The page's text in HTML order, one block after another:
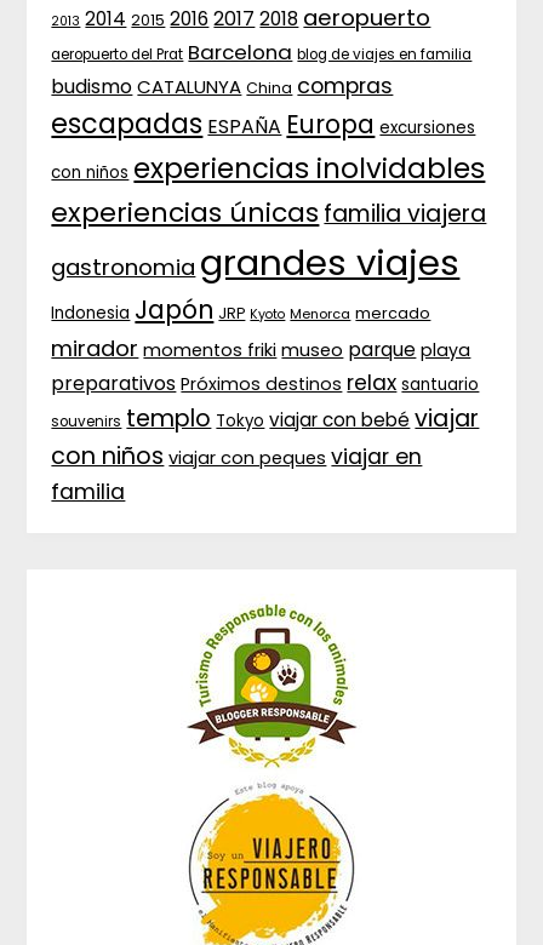
2013 2014 2015 2016 2017 2018 aeropuerto
aeropuerto del Prat Barcelona blog de viajes en familia
budismo CATALUNYA China compras
escapadas ESPAÑA Europa excursiones
con niños experiencias inolvidables
experiencias únicas familia viajera
gastronomia grandes viajes
Indonesia Japón JRP Kyoto Menorca mercado
mirador momentos friki museo parque playa
preparativos Próximos destinos relax santuario
souvenirs templo Tokyo viajar con bebé viajar
con niños viajar con peques viajar en
familia